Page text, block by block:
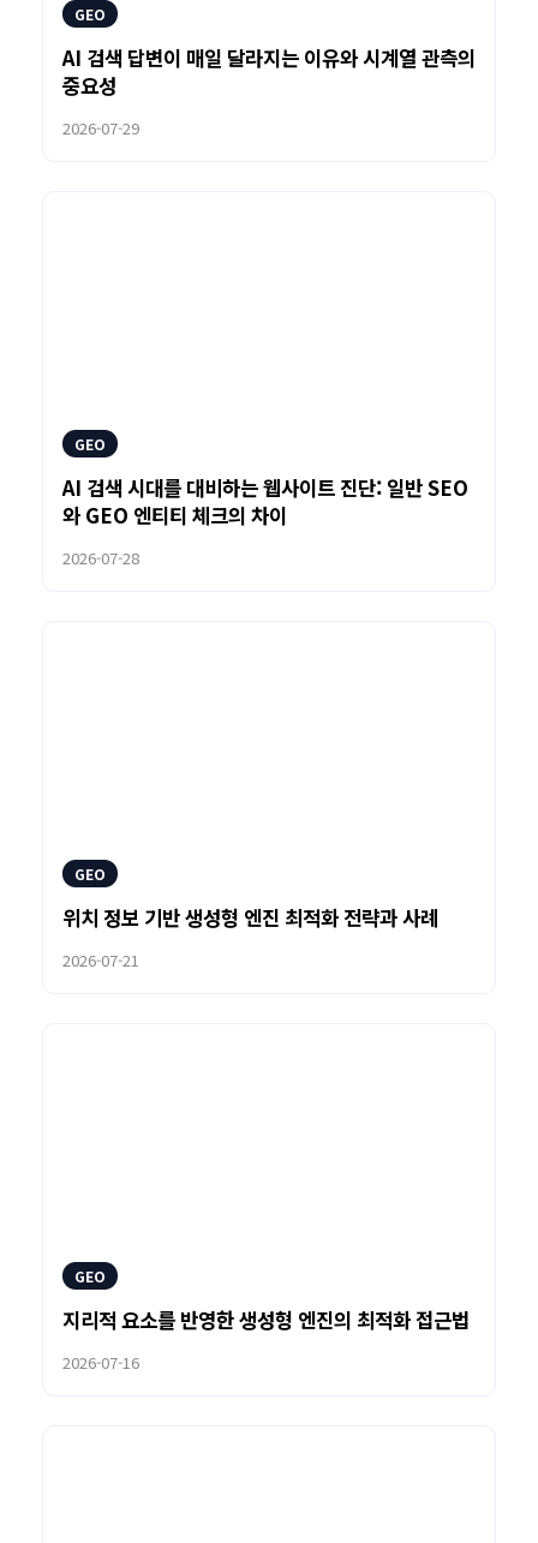
GEO
AI 검색 답변이 매일 달라지는 이유와 시계열 관측의
중요성
2026-07-29
GEO
AI 검색 시대를 대비하는 웹사이트 진단: 일반 SEO
와 GEO 엔티티 체크의 차이
2026-07-28
GEO
위치 정보 기반 생성형 엔진 최적화 전략과 사례
2026-07-21
GEO
지리적 요소를 반영한 생성형 엔진의 최적화 접근법
2026-07-16